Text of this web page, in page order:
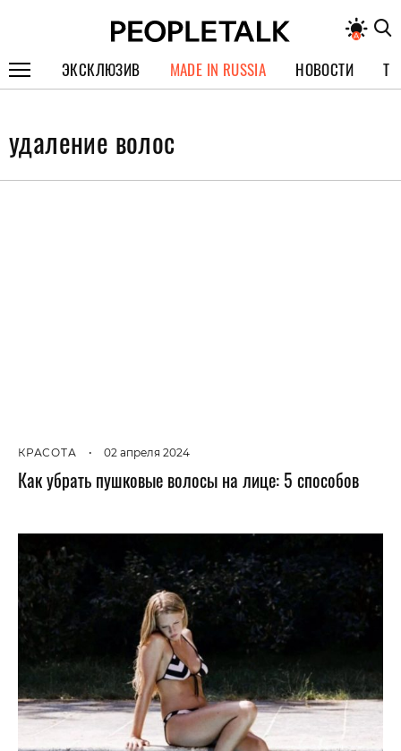
ЭКСКЛЮЗИВ
СПЕЦПРОЕКТЫ
ИНТЕРВЬЮ
MADE IN RUSSIA НОВОСТИ
удаление волос
КРАСОТА • 02 апреля 2024
Как убрать пушковые волосы на лице: 5 способов